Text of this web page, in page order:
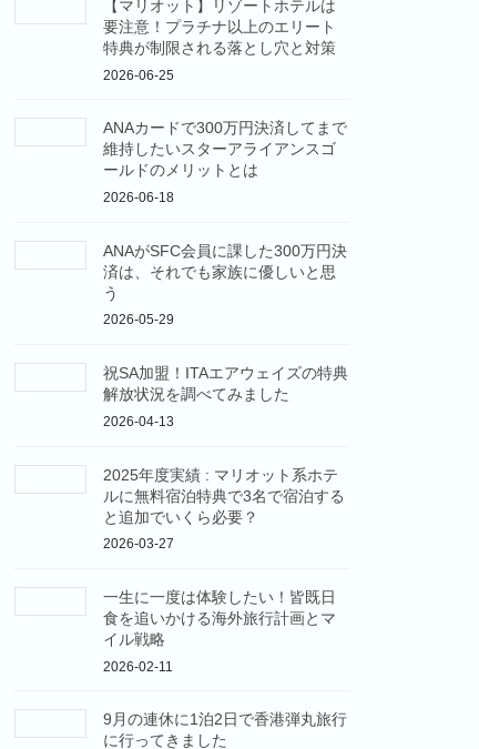
【マリオット】リゾートホテルは
要注意！プラチナ以上のエリート
特典が制限される落とし穴と対策
2026-06-25
ANAカードで300万円決済してまで
維持したいスターアライアンスゴ
ールドのメリットとは
2026-06-18
ANAがSFC会員に課した300万円決
済は、それでも家族に優しいと思
う
2026-05-29
祝SA加盟！ITAエアウェイズの特典
解放状況を調べてみました
2026-04-13
2025年度実績 : マリオット系ホテ
ルに無料宿泊特典で3名で宿泊する
と追加でいくら必要？
2026-03-27
一生に一度は体験したい！皆既日
食を追いかける海外旅行計画とマ
イル戦略
2026-02-11
9月の連休に1泊2日で香港弾丸旅行
に行ってきました